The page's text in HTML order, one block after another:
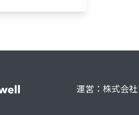
運営：株式会